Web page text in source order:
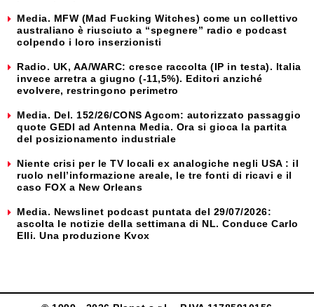
Media. MFW (Mad Fucking Witches) come un collettivo
australiano è riusciuto a “spegnere” radio e podcast
colpendo i loro inserzionisti
Radio. UK, AA/WARC: cresce raccolta (IP in testa). Italia
invece arretra a giugno (-11,5%). Editori anziché
evolvere, restringono perimetro
Media. Del. 152/26/CONS Agcom: autorizzato passaggio
quote GEDI ad Antenna Media. Ora si gioca la partita
del posizionamento industriale
Niente crisi per le TV locali ex analogiche negli USA : il
ruolo nell’informazione areale, le tre fonti di ricavi e il
caso FOX a New Orleans
Media. Newslinet podcast puntata del 29/07/2026:
ascolta le notizie della settimana di NL. Conduce Carlo
Elli. Una produzione Kvox